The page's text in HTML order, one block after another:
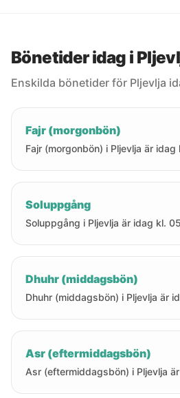
Bönetider idag i
Enskilda bönetider för Pljevlja
Fajr (morgonbön)
Fajr (morgonbön) i Pljevlja är idag
Soluppgång
Soluppgång i Pljevlja är idag kl.
Dhuhr (middagsbön)
Dhuhr (middagsbön) i Pljevlja är
Asr (eftermiddagsbön)
Asr (eftermiddagsbön) i Pljevlja